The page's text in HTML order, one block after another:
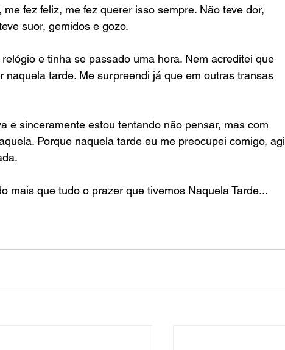
fez feliz, me fez querer isso sempre. Não teve dor,
suor, gemidos e gozo.
e tinha se passado uma hora. Nem acreditei que
tarde. Me surpreendi já que em outras transas
e sinceramente estou tentando não pensar, mas com
Porque naquela tarde eu me preocupei comigo, agi
mais que tudo o prazer que tivemos Naquela Tarde...